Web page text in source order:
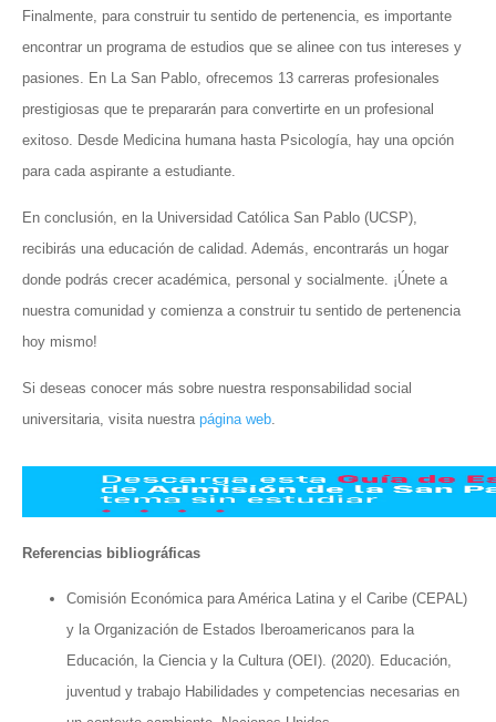
Finalmente, para construir tu sentido de pertenencia, es importante
encontrar un programa de estudios que se alinee con tus intereses y
pasiones. En La San Pablo, ofrecemos 13 carreras profesionales
prestigiosas que te prepararán para convertirte en un profesional
exitoso. Desde Medicina humana hasta Psicología, hay una opción
para cada aspirante a estudiante.
En conclusión, en la Universidad Católica San Pablo (UCSP),
recibirás una educación de calidad. Además, encontrarás un hogar
donde podrás crecer académica, personal y socialmente. ¡Únete a
nuestra comunidad y comienza a construir tu sentido de pertenencia
hoy mismo!
Si deseas conocer más sobre nuestra responsabilidad social
universitaria, visita nuestra página web.
Referencias bibliográficas
Comisión Económica para América Latina y el Caribe (CEPAL)
y la Organización de Estados Iberoamericanos para la
Educación, la Ciencia y la Cultura (OEI). (2020). Educación,
juventud y trabajo Habilidades y competencias necesarias en